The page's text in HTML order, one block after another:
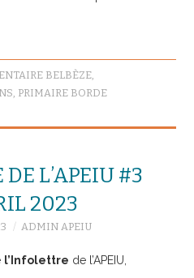
BELBÈZE,
, PRIMAIRE BORDE
L’APEIU #3
2023
ADMIN APEIU
l’Infolettre de l’APEIU,